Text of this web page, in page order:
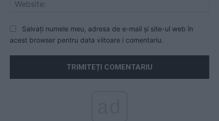
Salvați numele meu, adresa de e-mail și site-ul web în
acest browser pentru data viitoare i comentariu.